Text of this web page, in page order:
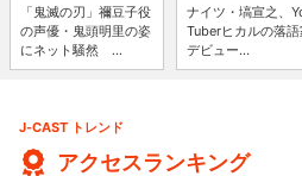
「鬼滅の刃」禰豆子役
の声優・鬼頭明里の姿
にネット騒然 ...
ナイツ・塙宣之、
Tuberヒカルの落語
デビュー...
J-CAST トレンド
アクセスランキング